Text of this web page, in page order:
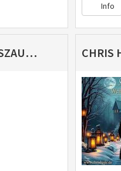
Info
CHRIS HYDE'S WEIHNACHTSZAUBER (04.12.2026)